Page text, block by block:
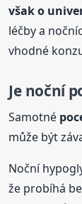
však o
léčby a
vhodné
Je noční
Samotné
může být
Noční
že probíhá